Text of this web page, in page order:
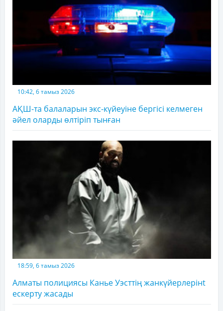
10:42, 6 тамыз 2026
АҚШ-та балаларын экс-күйеуіне бергісі келмеген
әйел оларды өлтіріп тынған
18:59, 6 тамыз 2026
Алматы полициясы Канье Уэсттің жанкүйерлерінt
ескерту жасады